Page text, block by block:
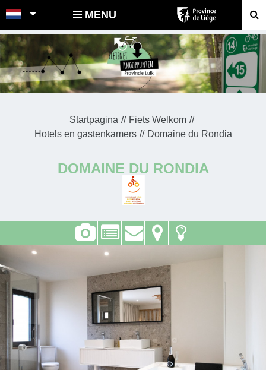
POINTS-NOEUDS MENU
Startpagina
Fiets Welkom
Hotels en gastenkamers
Domaine du Rondia
DOMAINE DU RONDIA